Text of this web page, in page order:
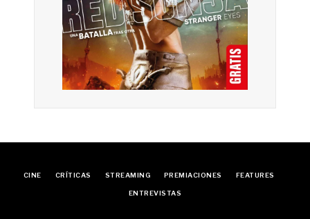
CINE CRÍTICAS STREAMING PREMIACIONES FEATURES
ENTREVISTAS